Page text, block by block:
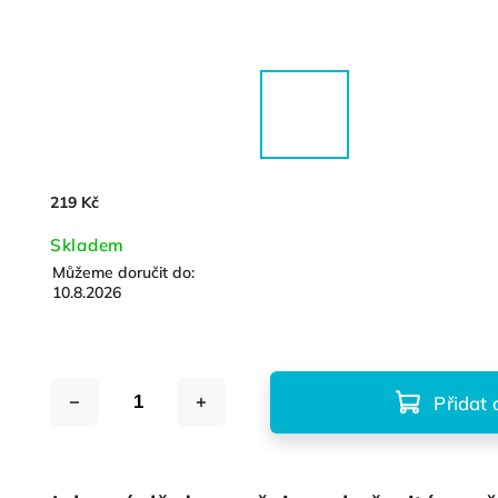
219 Kč
Skladem
Můžeme doručit do:
10.8.2026
Přidat